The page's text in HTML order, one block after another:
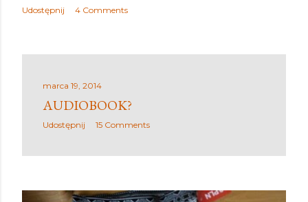
Udostępnij 4 Comments
marca 19, 2014
AUDIOBOOK?
Udostępnij 15 Comments